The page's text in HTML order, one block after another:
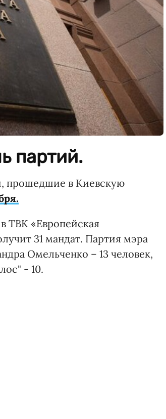
партий.
прошедшие в Киевскую
ТВК «Европейская
31 мандат. Партия мэра
Омельченко – 13 человек,
- 10.